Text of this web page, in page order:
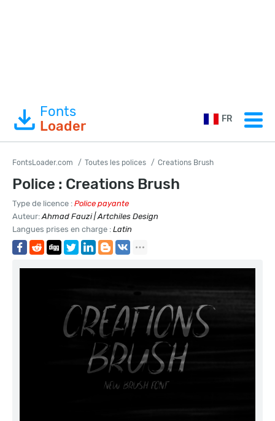
Fonts
Loader
FR
FontsLoader.com Toutes les polices Creations Brush
Police : Creations Brush
Type de licence : Police payante
Auteur:Ahmad Fauzi | Artchiles Design
Langues prises en charge : Latin